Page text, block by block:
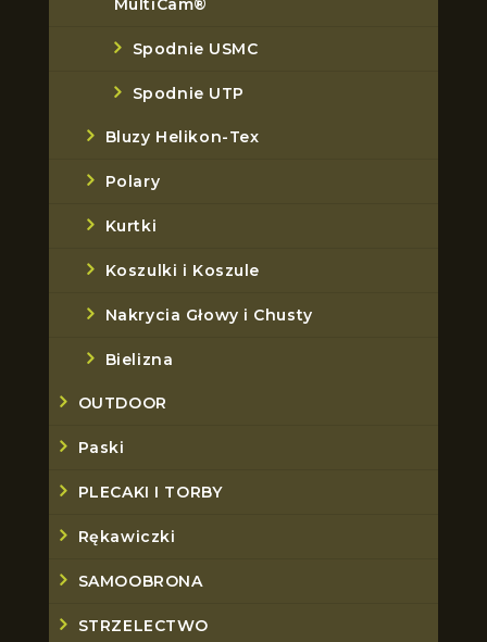
MultiCam®
Spodnie USMC
Spodnie UTP
Bluzy Helikon-Tex
Polary
Kurtki
Koszulki i Koszule
Nakrycia Głowy i Chusty
Bielizna
OUTDOOR
Paski
PLECAKI I TORBY
Rękawiczki
SAMOOBRONA
STRZELECTWO